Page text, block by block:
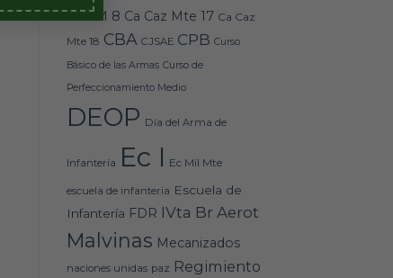
Caz M 8 Ca Caz Mte 17 Ca Caz
Mte 18 CBA CJSAE CPB Curso
Básico de las Armas Curso de
Perfeccionamiento Medio
DEOP Día del Arma de
Infantería Ec I Ec Mil Mte
escuela de infanteria Escuela de
Infantería FDR IVta Br Aerot
Malvinas Mecanizados
naciones unidas paz Regimiento